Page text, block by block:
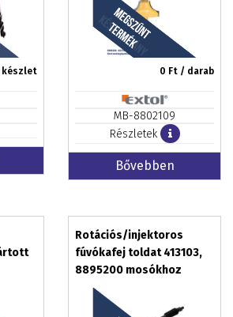
készlet 0 Ft / darab
MB-8802109
Részletek
Bővebben
Rotációs/injektoros
fúvókafej toldat 413103,
8895200 mosókhoz